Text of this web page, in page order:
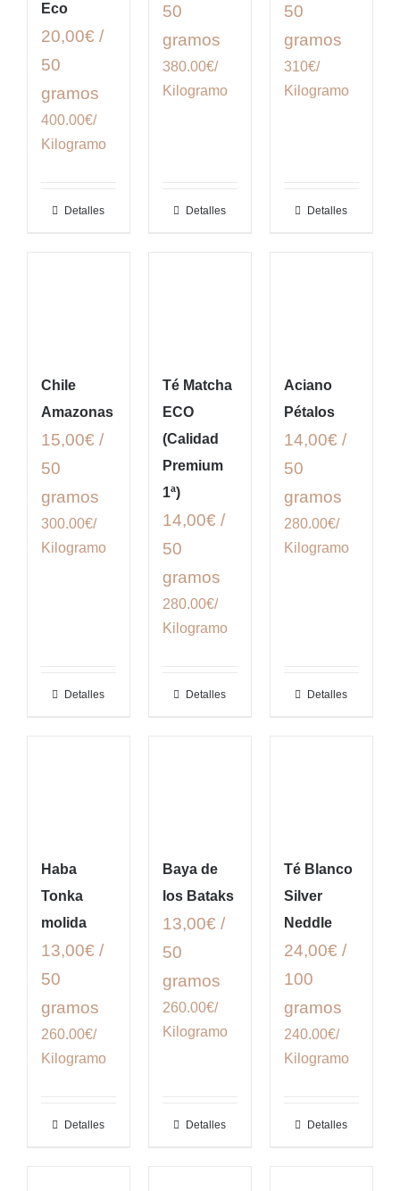
Eco
20,00€ /
50
gramos
400.00€/
Kilogramo
Detalles
50
gramos
380.00€/
Kilogramo
Detalles
50
gramos
310€/
Kilogramo
Detalles
Chile
Amazonas
15,00€ /
50
gramos
300.00€/
Kilogramo
Detalles
Té Matcha
ECO
(Calidad
Premium
1ª)
14,00€ /
50
gramos
280.00€/
Kilogramo
Detalles
Aciano
Pétalos
14,00€ /
50
gramos
280.00€/
Kilogramo
Detalles
Haba
Tonka
molida
13,00€ /
50
gramos
260.00€/
Kilogramo
Detalles
Baya de
los Bataks
13,00€ /
50
gramos
260.00€/
Kilogramo
Detalles
Té Blanco
Silver
Neddle
24,00€ /
100
gramos
240.00€/
Kilogramo
Detalles